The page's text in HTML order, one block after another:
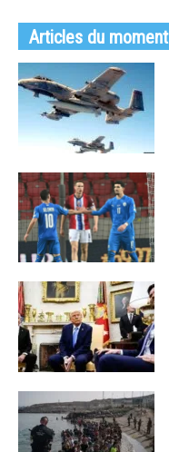
Articles du moment